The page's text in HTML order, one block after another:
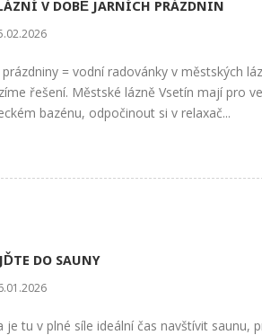
V DOBĚ JARNÍCH PRÁZDNIN
prázdniny = vodní radovánky v městských
řešení. Městské lázně Vsetín mají pro
bazénu, odpočinout si v relaxač...
DO SAUNY
je tu v plné síle ideální čas navštívit